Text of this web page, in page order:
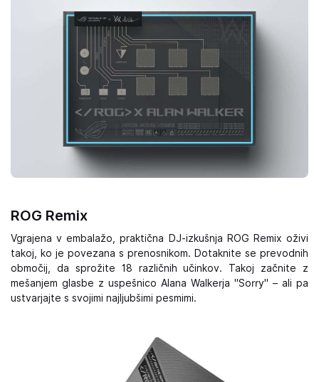
ROG Remix
Vgrajena v embalažo, praktična DJ-izkušnja ROG Remix oživi
takoj, ko je povezana s prenosnikom. Dotaknite se prevodnih
območij, da sprožite 18 različnih učinkov. Takoj začnite z
mešanjem glasbe z uspešnico Alana Walkerja "Sorry" – ali pa
ustvarjajte s svojimi najljubšimi pesmimi.